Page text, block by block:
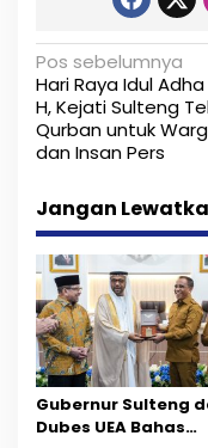
N
a
v
i
g
a
s
i
p
o
Pos sebelumnya
Hari Raya Idul Adha
H, Kejati Sulteng
Qurban untuk
dan Insan Pers
Jangan
Gubernur Sulteng
Dubes UEA Bahas